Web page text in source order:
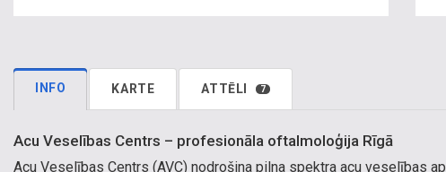
INFO KARTE ATTĒLI 7
Acu Veselības Centrs – profesionāla oftalmoloģija Rīgā
Acu Veselības Centrs (AVC) nodrošina pilna spektra acu veselības